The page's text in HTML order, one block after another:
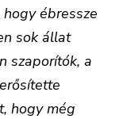
ébressze
sok állat
szaporítók, a
hogy még